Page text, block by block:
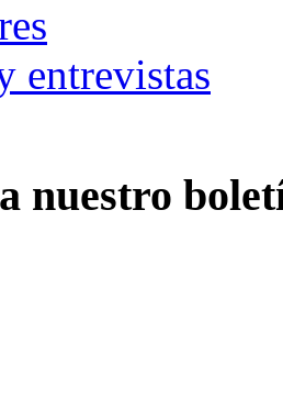
entrevistas
nuestro